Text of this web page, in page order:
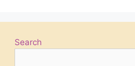
Search